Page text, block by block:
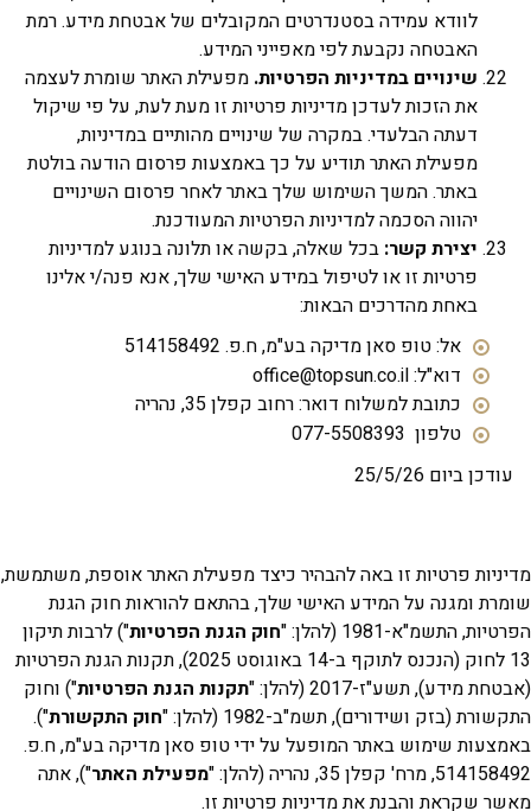
לוודא עמידה בסטנדרטים המקובלים של אבטחת מידע. רמת
האבטחה נקבעת לפי מאפייני המידע.
שינויים במדיניות הפרטיות.מפעילת האתר שומרת לעצמה
את הזכות לעדכן מדיניות פרטיות זו מעת לעת, על פי שיקול
דעתה הבלעדי. במקרה של שינויים מהותיים במדיניות,
מפעילת האתר תודיע על כך באמצעות פרסום הודעה בולטת
באתר. המשך השימוש שלך באתר לאחר פרסום השינויים
יהווה הסכמה למדיניות הפרטיות המעודכנת.
יצירת קשר:בכל שאלה, בקשה או תלונה בנוגע למדיניות
פרטיות זו או לטיפול במידע האישי שלך, אנא פנה/י אלינו
באחת מהדרכים הבאות:
אל: טופ סאן מדיקה בע"מ, ח.פ. 514158492
דוא"ל: office@topsun.co.il
כתובת למשלוח דואר: רחוב קפלן 35, נהריה
טלפון 077-5508393
ביום 25/5/26
פרטיות זו באה להבהיר כיצד מפעילת האתר אוספת, משתמשת,
ומגנה על המידע האישי שלך, בהתאם להוראות חוק הגנת
התשמ"א-1981 (להלן: "
חוק הגנת הפרטיות") לרבות תיקון
13 לחוק (הנכנס לתוקף ב-14 באוגוסט 2025), תקנות הגנת הפרטיות
תשע"ז-2017 (להלן: "
תקנות הגנת הפרטיות") וחוק
(בזק ושידורים), תשמ"ב-1982 (להלן: "
חוק התקשורת").
שימוש באתר המופעל על ידי טופ סאן מדיקה בע"מ, ח.פ.
35, נהריה (להלן: "
מפעילת האתר"), אתה
והבנת את מדיניות פרטיות זו.